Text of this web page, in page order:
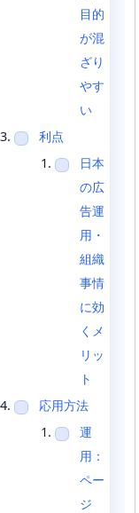
目的
が混
ざり
やす
い
利点
日本
の広
告運
用・
組織
事情
に効
くメ
リッ
ト
応用方法
運
用：
ペー
ジ